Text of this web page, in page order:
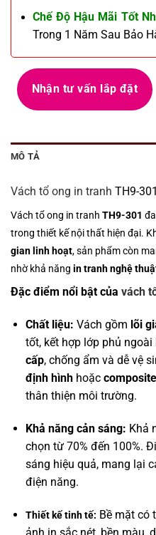
Chế Độ Hậu Mãi Tốt
Trong 1 Năm Sau Bảo
Nhận tư vấn lắp đặt
MÔ TẢ
Vách tổ ong in tranh TH9-
Vách tổ ong in tranh TH9-301
trong thiết kế nội thất hiện đại.
gian linh hoạt, sản phẩm còn
nhờ khả năng in tranh nghệ
Đặc điểm nổi bật của vách
Chất liệu: Vách gồm lõi
tốt, kết hợp lớp phủ ngoài
cấp, chống ẩm và dễ vệ
định hìnhhoặc
thân thiện môi trường.
Khả năng cản sáng: Khả
chọn từ 70% đến 100%.
sáng hiệu quả, mang lại
điện năng.
Thiết kế tinh tế: Bề mặt có